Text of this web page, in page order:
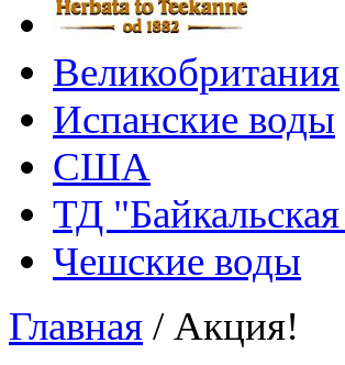
Великобритания
Испанские воды
США
ТД
Чешские воды
Главная / Акция!